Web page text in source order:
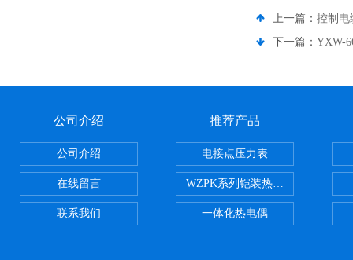
上一篇： 控制电
下一篇： YXW-
公司介绍
公司介绍
在线留言
联系我们
推荐产品
电接点压力表
WZPK系列铠装热电阻
一体化热电偶